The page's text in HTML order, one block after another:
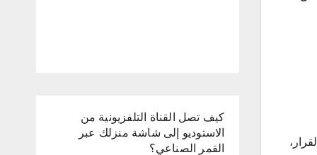
كيف تصل القناة التلفزيونية من
الاستوديو إلى شاشة منزلك عبر
القمر الصناعي؟